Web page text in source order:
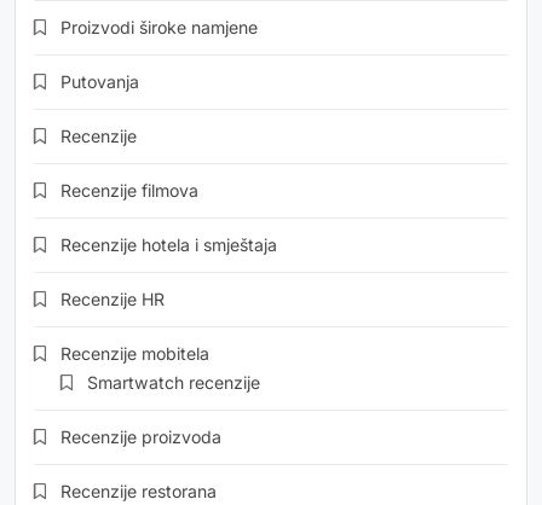
Proizvodi široke namjene
Putovanja
Recenzije
Recenzije filmova
Recenzije hotela i smještaja
Recenzije HR
Recenzije mobitela
Smartwatch recenzije
Recenzije proizvoda
Recenzije restorana